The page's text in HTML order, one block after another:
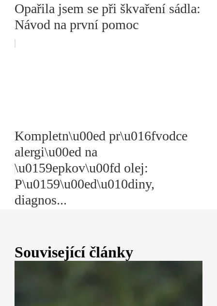
Opařila jsem se při škvaření sádla:
Návod na první pomoc
Kompletn\u00ed pr\u016fvodce
alergi\u00ed na
\u0159epkov\u00fd olej:
P\u0159\u00ed\u010diny,
diagnos...
Související články